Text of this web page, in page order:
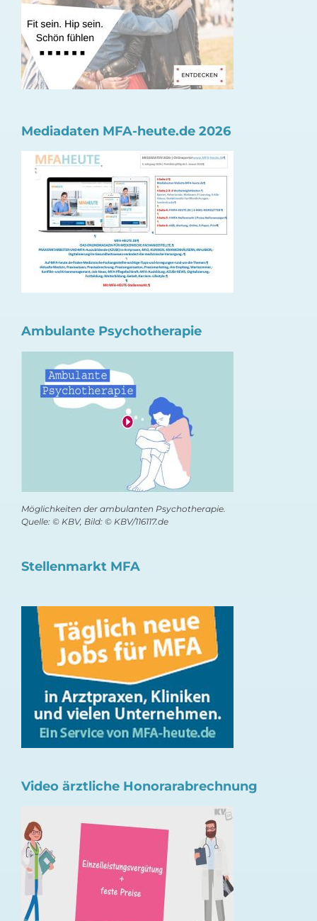
Mediadaten MFA-heute.de 2026
Ambulante Psychotherapie
Möglichkeiten der ambulanten Psychotherapie.
Quelle: © KBV, Bild: © KBV/116117.de
Stellenmarkt MFA
Video ärztliche Honorarabrechnung